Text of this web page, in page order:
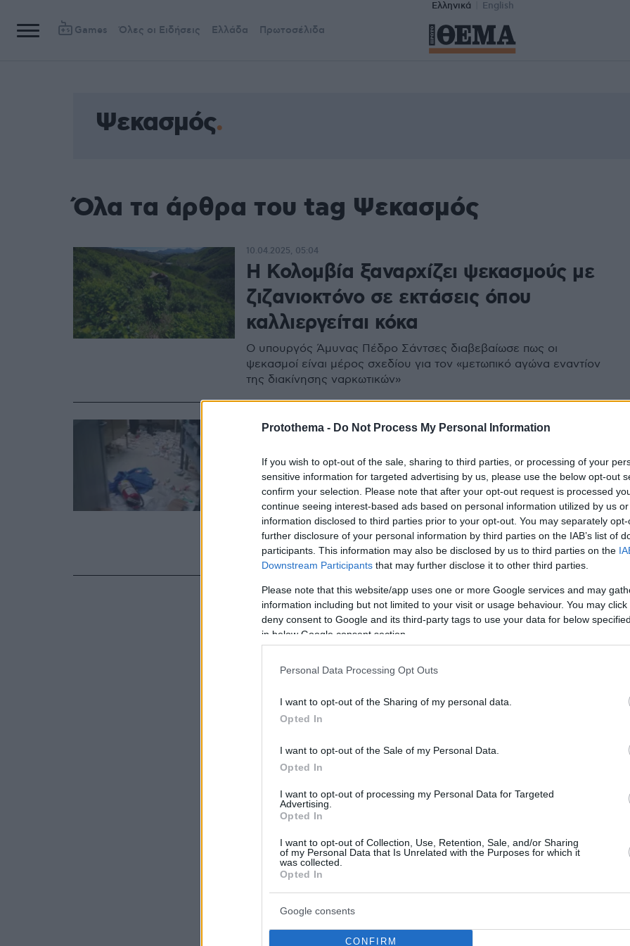
Protothema - Do Not Process My Personal Information
If you wish to opt-out of the sale, sharing to third parties, or processing of your
sensitive information for targeted advertising by us, please use the below opt-out
confirm your selection. Please note that after your opt-out request is processed
continue seeing interest-based ads based on personal information utilized by us
information disclosed to third parties prior to your opt-out. You may separately
further disclosure of your personal information by third parties on the IAB’s list of
participants. This information may also be disclosed by us to third parties on the
Downstream Participants that may further disclose it to other third parties.
Please note that this website/app uses one or more Google services and may
information including but not limited to your visit or usage behaviour. You may
deny consent to Google and its third-party tags to use your data for below
in below Google consent section.
Personal Data Processing Opt Outs
I want to opt-out of the Sharing of my personal data.
Opted In
I want to opt-out of the Sale of my Personal Data.
Opted In
I want to opt-out of processing my Personal Data for Targeted
Advertising.
Opted In
I want to opt-out of Collection, Use, Retention, Sale, and/or Sharing
of my Personal Data that Is Unrelated with the Purposes for which it
was collected.
Opted In
Google consents
CONFIRM
Ελληνικά English
Games Όλες οι Ειδήσεις Ελλάδα Πρωτοσέλιδα
Ψεκασμός
Όλα τα άρθρα του tag Ψεκασμός
Η Κολομβία ξαναρχίζει ψεκασμούς με
ζιζανιοκτόνο σε εκτάσεις όπου
καλλιεργείται κόκα
Ο υπουργός Άμυνας Πέδρο Σάντσες διαβεβαίωσε πως οι
ψεκασμοί είναι μέρος σχεδίου για τον «μετωπικό αγώνα εναντίον
της διακίνησης ναρκωτικών»
10.04.2025, 05:04
από πολίτες που πιστεύουν ότι τους...
ψεκάζουν με κορωνοϊό!
Μέλη κοινότητας στην πολιτεία Τσιάπας βανδάλισαν νοσοκομείο κι
έβαλαν φωτιά σε ασθενοφόρο και σε δύο αυτοκίνητα της
αστυνομίας
28.06.2020, 09:11 9